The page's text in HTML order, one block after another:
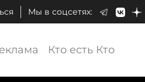
Мы в соцсетях:
Кто есть Кто